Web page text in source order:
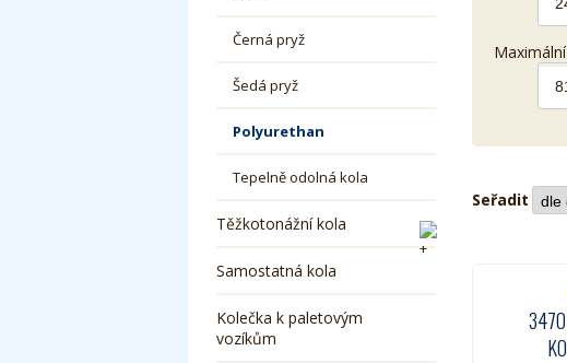
Seřadit
Černá pryž
Šedá pryž
Polyurethan
Tepelně odolná kola
Těžkotonážní kola
Samostatná kola
Kolečka k paletovým
vozíkům